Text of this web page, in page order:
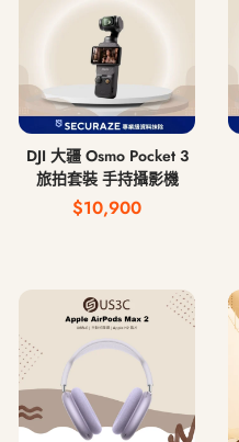
DJI 大疆 Osmo Pocket 3
旅拍套裝 手持攝影機
$10,900